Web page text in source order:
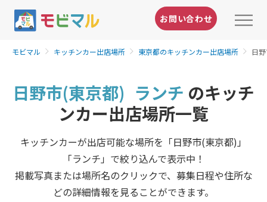
お問い合わせ
モビマル キッチンカー出店場所 東京都のキッチンカー出店場所 日
日野市(東京都) ランチ のキッチ
ンカー出店場所一覧
キッチンカーが出店可能な場所を「日野市(東京都)」
「ランチ」で絞り込んで表示中！
掲載写真または場所名のクリックで、募集日程や住所な
どの詳細情報を見ることができます。